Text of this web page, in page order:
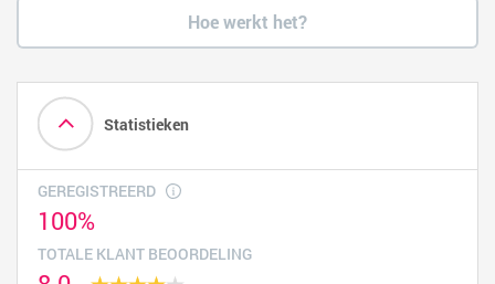
Hoe werkt het?
Statistieken
GEREGISTREERD
100%
TOTALE KLANT BEOORDELING